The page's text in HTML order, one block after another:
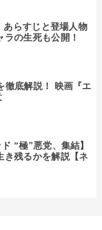
らすじと登場人物
の生死も公開！
徹底解説！ 映画『エ
“極”悪党、集結】
き残るかを解説【ネ